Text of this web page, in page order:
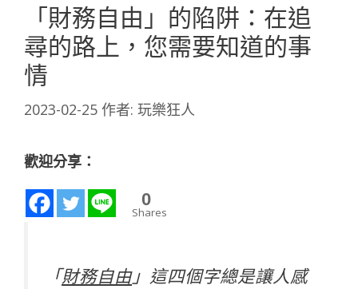
「財務自由」的陷阱：在追
尋的路上，您需要知道的事
情
2023-02-25 作者: 玩樂狂人
歡迎分享：
0
Shares
「財務自由」這四個字總是讓人感